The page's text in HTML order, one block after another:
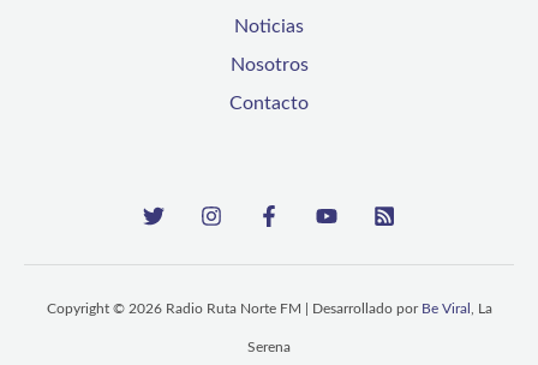
Noticias
Nosotros
Contacto
Copyright © 2026 Radio Ruta Norte FM | Desarrollado por Be Viral , La
Serena